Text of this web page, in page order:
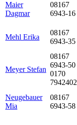
Maier
Dagmar
08167
6943-16
Mehl Erika
08167
6943-35
Meyer Stefan
08167
6943-50
0170
7942402
Neugebauer
Mia
08167
6943-58